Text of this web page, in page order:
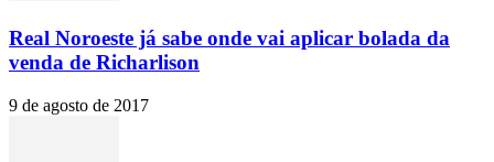
Real Noroeste já sabe onde vai aplicar bolada da
venda de Richarlison
9 de agosto de 2017